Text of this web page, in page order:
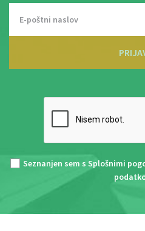
Seznanjen sem s Splošnimi